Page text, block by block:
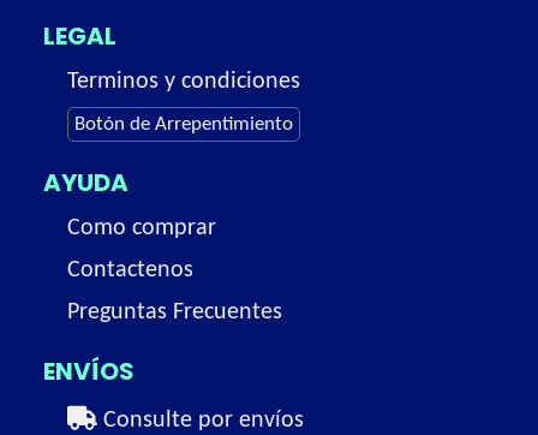
LEGAL
Terminos y condiciones
Botón de Arrepentimiento
AYUDA
Como comprar
Contactenos
Preguntas Frecuentes
ENVÍOS
Consulte por envíos